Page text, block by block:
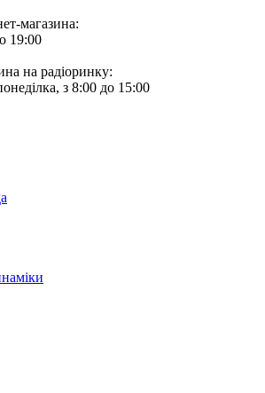
магазина:
19:00
на радіоринку:
з 8:00 до 15:00